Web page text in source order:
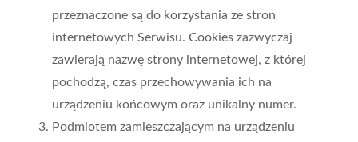
przeznaczone są do korzystania ze stron
internetowych Serwisu. Cookies zazwyczaj
zawierają nazwę strony internetowej, z której
pochodzą, czas przechowywania ich na
urządzeniu końcowym oraz unikalny numer.
Podmiotem zamieszczającym na urządzeniu